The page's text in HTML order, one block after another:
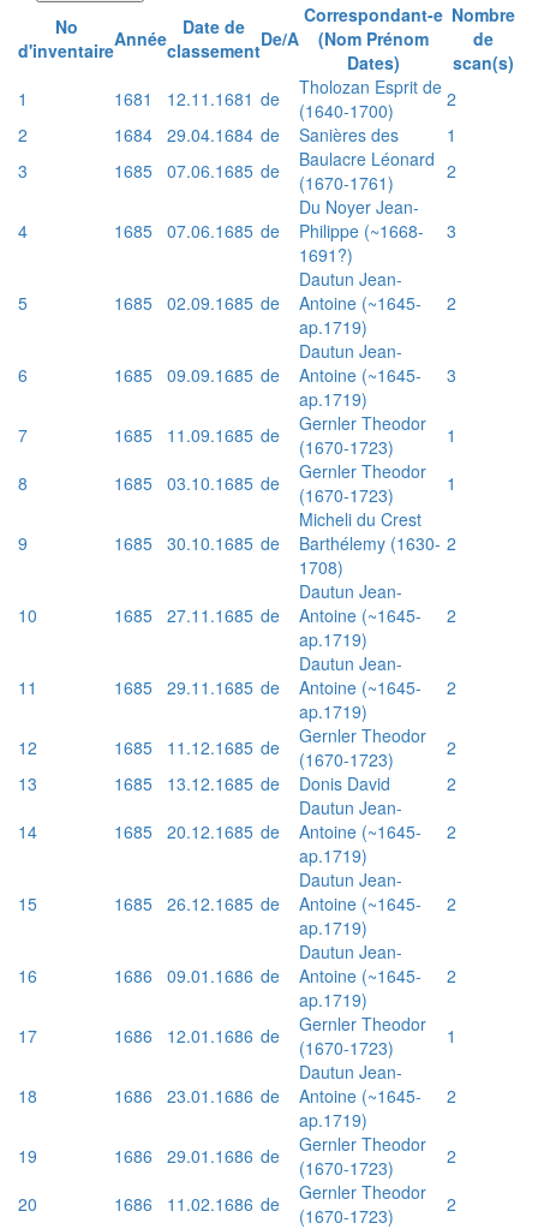
No
d'inventaireAnnée
Date de
classementDe/A
Correspondant-e
(Nom Prénom
Dates)
Nombre
de
scan(s)
1
1681 12.11.1681 de
Tholozan Esprit de
(1640-1700)
2
2
1684 29.04.1684 de Sanières des
1
3
1685 07.06.1685 de
Baulacre Léonard
(1670-1761)
2
4 1685 07.06.1685 de
Du Noyer Jean-
Philippe (~1668-
1691?)
3
5 1685 02.09.1685 de
Dautun Jean-
Antoine (~1645-
ap.1719)
2
6 1685 09.09.1685 de
Dautun Jean-
Antoine (~1645-
ap.1719)
3
7 1685 11.09.1685 de
Gernler Theodor
(1670-1723)
1
8
1685 03.10.1685 de
Gernler Theodor
(1670-1723)
1
9 1685 30.10.1685 de
Micheli du Crest
Barthélemy (1630-
1708)
2
10 1685 27.11.1685 de
Dautun Jean-
Antoine (~1645-
ap.1719)
2
11 1685 29.11.1685 de
Dautun Jean-
Antoine (~1645-
ap.1719)
2
12 1685 11.12.1685 de
Gernler Theodor
(1670-1723)
2
13
1685 13.12.1685 de Donis David
2
14
1685 20.12.1685 de
Dautun Jean-
Antoine (~1645-
ap.1719)
2
15 1685 26.12.1685 de
Dautun Jean-
Antoine (~1645-
ap.1719)
2
16 1686 09.01.1686 de
Dautun Jean-
Antoine (~1645-
ap.1719)
2
17 1686 12.01.1686 de
Gernler Theodor
(1670-1723)
1
18 1686 23.01.1686 de
Dautun Jean-
Antoine (~1645-
ap.1719)
2
19 1686 29.01.1686 de
Gernler Theodor
(1670-1723)
2
20
1686 11.02.1686 de
Gernler Theodor
(1670-1723)
2